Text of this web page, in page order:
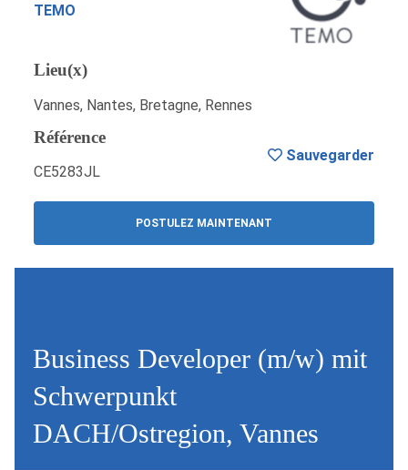
TEMO
Lieu(x)
Vannes, Nantes, Bretagne, Rennes
Référence
CE5283JL
POSTULEZ MAINTENANT
Sauvegarder
Business Developer (m/w) mit
Schwerpunkt
DACH/Ostregion, Vannes